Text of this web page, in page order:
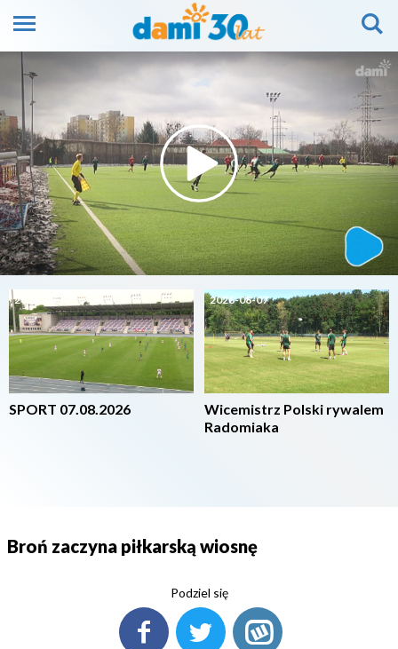
2026-08-07
SPORT 07.08.2026
2026-08-07
Wicemistrz Polski rywalem
Radomiaka
Broń zaczyna piłkarską wiosnę
Podziel się